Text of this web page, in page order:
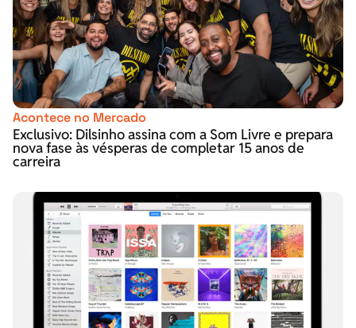
Acontece no Mercado
Exclusivo: Dilsinho assina com a Som Livre e prepara
nova fase às vésperas de completar 15 anos de
carreira